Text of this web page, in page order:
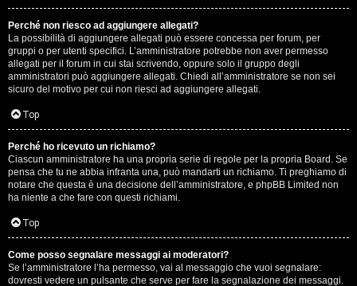
Perché non riesco ad aggiungere allegati?
La possibilità di aggiungere allegati può essere concessa per forum, per
gruppi o per utenti specifici. L’amministratore potrebbe non aver permesso
allegati per il forum in cui stai scrivendo, oppure solo il gruppo degli
amministratori può aggiungere allegati. Chiedi all’amministratore se non sei
sicuro del motivo per cui non riesci ad aggiungere allegati.
Top
Perché ho ricevuto un richiamo?
Ciascun amministratore ha una propria serie di regole per la propria Board. Se
pensa che tu ne abbia infranta una, può mandarti un richiamo. Ti preghiamo di
notare che questa è una decisione dell’amministratore, e phpBB Limited non
ha niente a che fare con questi richiami.
Top
Come posso segnalare messaggi ai moderatori?
Se l’amministratore l’ha permesso, vai al messaggio che vuoi segnalare:
dovresti vedere un pulsante che serve per fare la segnalazione dei messaggi.
R
e
s
o
c
o
n
t
i
S